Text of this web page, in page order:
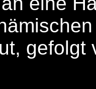
gefolgt